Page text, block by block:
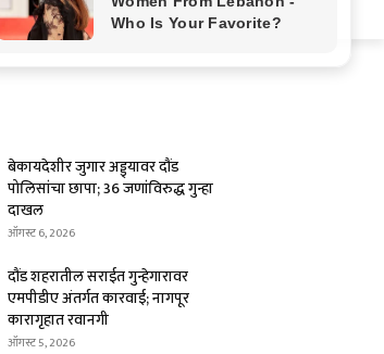
बेकायदेशीर जुगार अड्ड्यावर दौंड
पोलिसांचा छापा; 36 जणांविरुद्ध गुन्हा
दाखल
ऑगस्ट 6, 2026
दौंड शहरातील सराईत गुन्हेगारावर
एमपीडीए अंतर्गत कारवाई; नागपूर
कारागृहात रवानगी
ऑगस्ट 5, 2026